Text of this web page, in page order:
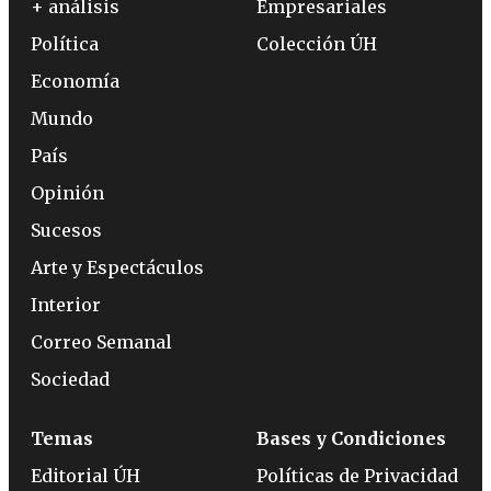
+ análisis
Política
Economía
Mundo
País
Opinión
Sucesos
Arte y Espectáculos
Interior
Correo Semanal
Sociedad
Empresariales
Colección ÚH
Temas
Editorial ÚH
Bases y Condiciones
Políticas de Privacidad